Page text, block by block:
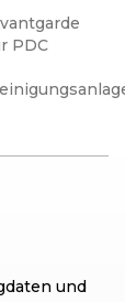
PDC
und